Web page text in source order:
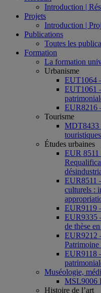
Introduction |
Projets
Introduction |
Publications
Toutes les
Formation
La formation
Urbanisme
EUT1064
EUT1061
EUR8216
Tourisme
MDT8433
Études urbaines
EUR 8511
EUR8511
culturels :
EUR9119
EUR9335
de thèse
EUR9212
Patrimoine
EUR9118
Muséologie,
MSL9006
Histoire de l’art